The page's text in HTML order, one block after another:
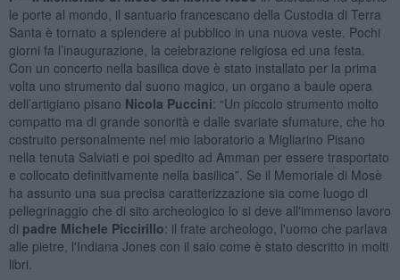
le porte al mondo, il santuario francescano della Custodia di Terra
Santa è tornato a splendere al pubblico in una nuova veste. Pochi
giorni fa l’inaugurazione, la celebrazione religiosa ed una festa.
Con un concerto nella basilica dove è stato installato per la prima
volta uno strumento dal suono magico, un organo a baule opera
dell’artigiano pisano Nicola Puccini: “Un piccolo strumento molto
compatto ma di grande sonorità e dalle svariate sfumature, che ho
costruito personalmente nel mio laboratorio a Migliarino Pisano
nella tenuta Salviati e poi spedito ad Amman per essere trasportato
e collocato definitivamente nella basilica”. Se il Memoriale di Mosè
ha assunto una sua precisa caratterizzazione sia come luogo di
pellegrinaggio che di sito archeologico lo si deve all'immenso lavoro
di padre Michele Piccirillo: il frate archeologo, l'uomo che parlava
alle pietre, l'Indiana Jones con il saio come è stato descritto in molti
libri.